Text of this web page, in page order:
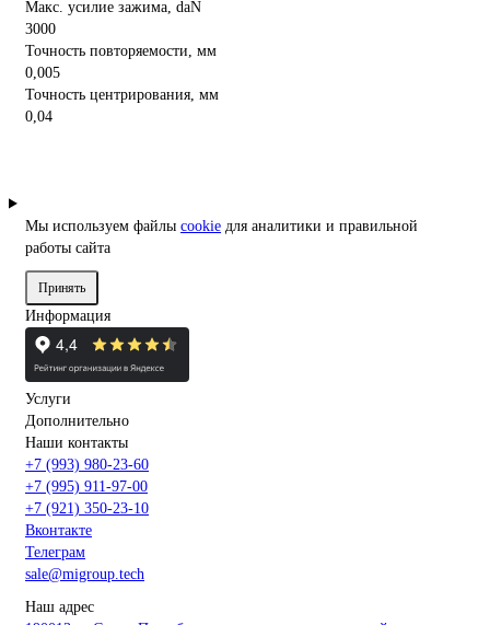
Макс. усилие зажима, daN
3000
Точность повторяемости, мм
0,005
Точность центрирования, мм
0,04
Мы используем файлы cookie для аналитики и правильной
работы сайта
Принять
Информация
Услуги
Дополнительно
Наши контакты
+7 (993) 980-23-60
+7 (995) 911-97-00
+7 (921) 350-23-10
Вконтакте
Телеграм
sale@migroup.tech
Наш адрес